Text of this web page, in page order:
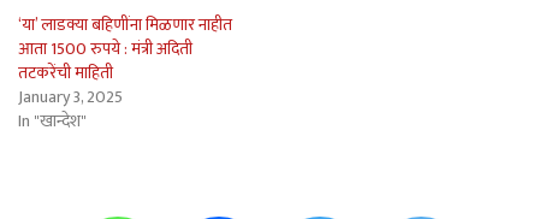
‘या’ लाडक्या बहिणींना मिळणार नाहीत
आता 1500 रुपये : मंत्री अदिती
तटकरेंची माहिती
January 3, 2025
In "खान्देश"